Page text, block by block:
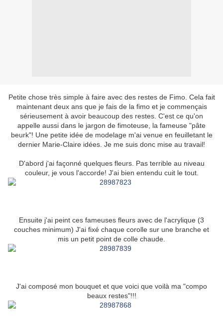
Petite chose très simple à faire avec des restes de Fimo. Cela fait
maintenant deux ans que je fais de la fimo et je commençais
sérieusement à avoir beaucoup des restes. C'est ce qu'on
appelle aussi dans le jargon de fimoteuse, la fameuse "pâte
beurk"! Une petite idée de modelage m'ai venue en feuilletant le
dernier Marie-Claire idées. Je me suis donc mise au travail!
D'abord j'ai façonné quelques fleurs. Pas terrible au niveau
couleur, je vous l'accorde! J'ai bien entendu cuit le tout.
Ensuite j'ai peint ces fameuses fleurs avec de l'acrylique (3
couches minimum) J'ai fixé chaque corolle sur une branche et
mis un petit point de colle chaude.
J'ai composé mon bouquet et que voici que voilà ma "compo
beaux restes"!!!